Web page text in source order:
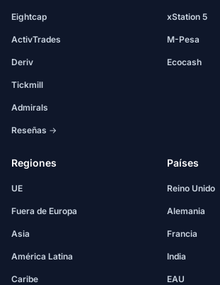
Eightcap
ActivTrades
Deriv
Tickmill
Admirals
Reseñas →
xStation 5
M-Pesa
Ecocash
Regiones
UE
Fuera de Europa
Asia
América Latina
Caribe
Países
Reino Unido
Alemania
Francia
India
EAU